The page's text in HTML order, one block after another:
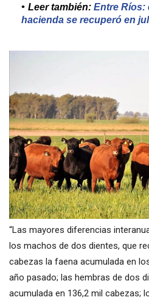
Leer también: Entre Ríos:
hacienda se recuperó en
“Las mayores diferencias
los machos de dos dientes, que
cabezas la faena acumulada en
año pasado; las hembras de dos
acumulada en 136,2 mil cabezas;